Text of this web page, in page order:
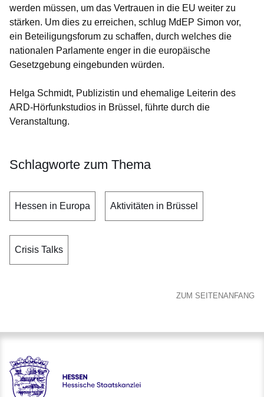
werden müssen, um das Vertrauen in die EU weiter zu
stärken. Um dies zu erreichen, schlug MdEP Simon vor,
ein Beteiligungsforum zu schaffen, durch welches die
nationalen Parlamente enger in die europäische
Gesetzgebung eingebunden würden.
Helga Schmidt, Publizistin und ehemalige Leiterin des
ARD-Hörfunkstudios in Brüssel, führte durch die
Veranstaltung.
Schlagworte zum Thema
Hessen in Europa Aktivitäten in Brüssel
Crisis Talks
ZUM SEITENANFANG